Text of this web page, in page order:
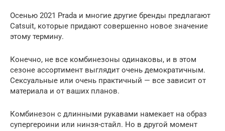
Осенью 2021 Prada и многие другие бренды предлагают
Catsuit, которые придают совершенно новое значение
этому термину.
Конечно, не все комбинезоны одинаковы, и в этом
сезоне ассортимент выглядит очень демократичным.
Сексуальные или очень практичный — все зависит от
материала и от ваших планов.
Комбинезон с длинными рукавами намекает на образ
супергероини или нинзя-стайл. Но в другой момент